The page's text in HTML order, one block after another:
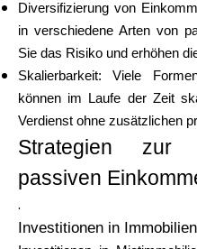
+372
Diversifizierung von
in verschiedene Arten von
Sie das Risiko und erhöhen
Skalierbarkeit: Viele
können im Laufe der Zeit
Verdienst ohne zusätzlichen
Strategien zur
passiven
.
Investitionen in Immobilien